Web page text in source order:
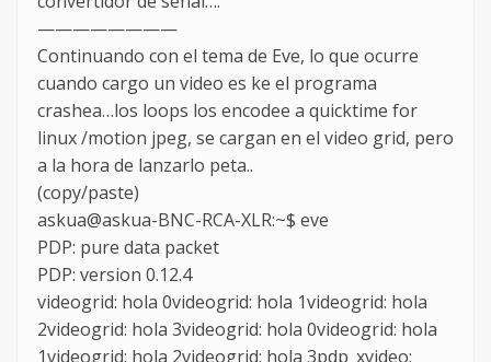
————————
Continuando con el tema de Eve, lo que ocurre
cuando cargo un video es ke el programa
crashea…los loops los encodee a quicktime for
linux /motion jpeg, se cargan en el video grid, pero
a la hora de lanzarlo peta..
(copy/paste)
askua@askua-BNC-RCA-XLR:~$ eve
PDP: pure data packet
PDP: version 0.12.4
videogrid: hola 0videogrid: hola 1videogrid: hola
2videogrid: hola 3videogrid: hola 0videogrid: hola
1videogrid: hola 2videogrid: hola 3pdp_xvideo: